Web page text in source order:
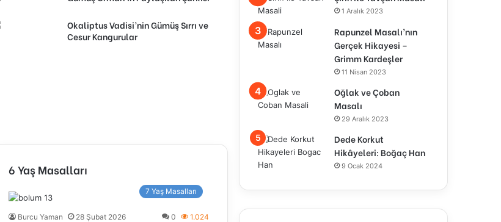
Okaliptus Vadisi’nin Gümüş Sırrı ve
Cesur Kangurular
6 Yaş Masalları
7 Yaş Masalları
Burcu Yaman 28 Şubat 2026 0 1.024
1 Aralık 2023
Rapunzel Masalı’nın
Gerçek Hikayesi –
Grimm Kardeşler
11 Nisan 2023
Oğlak ve Çoban
Masalı
29 Aralık 2023
Dede Korkut
Hikâyeleri: Boğaç Han
9 Ocak 2024